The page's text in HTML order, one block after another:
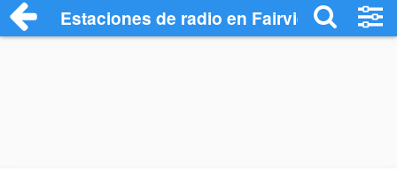
Estaciones de radio en Fairview -